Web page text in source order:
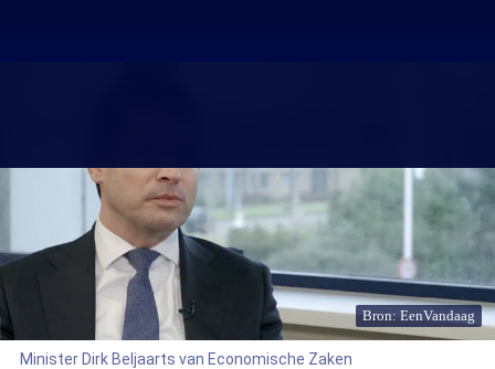
Bron: EenVandaag
Minister Dirk Beljaarts van Economische Zaken